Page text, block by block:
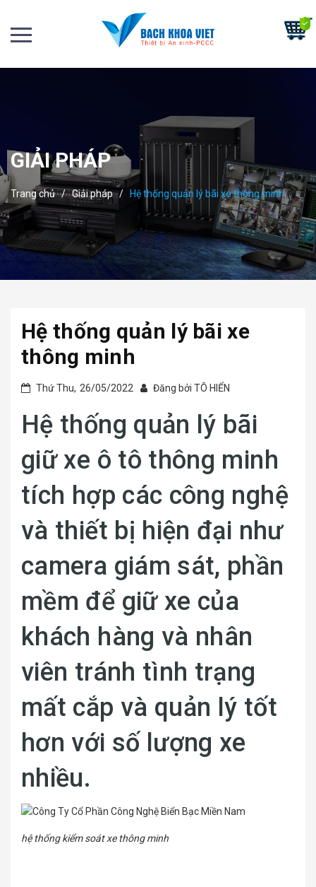
GIẢI PHÁP
Trang chủ / Giải pháp / Hệ thống quản lý bãi xe thông minh
Hệ thống quản lý bãi xe
thông minh
Thứ Thu, 26/05/2022 Đăng bởi TÔ HIỂN
Hệ thống quản lý bãi
giữ xe ô tô thông minh
tích hợp các công nghệ
và thiết bị hiện đại như
camera giám sát, phần
mềm để giữ xe của
khách hàng và nhân
viên tránh tình trạng
mất cắp và quản lý tốt
hơn với số lượng xe
nhiều.
hệ thống kiểm soát xe thông minh